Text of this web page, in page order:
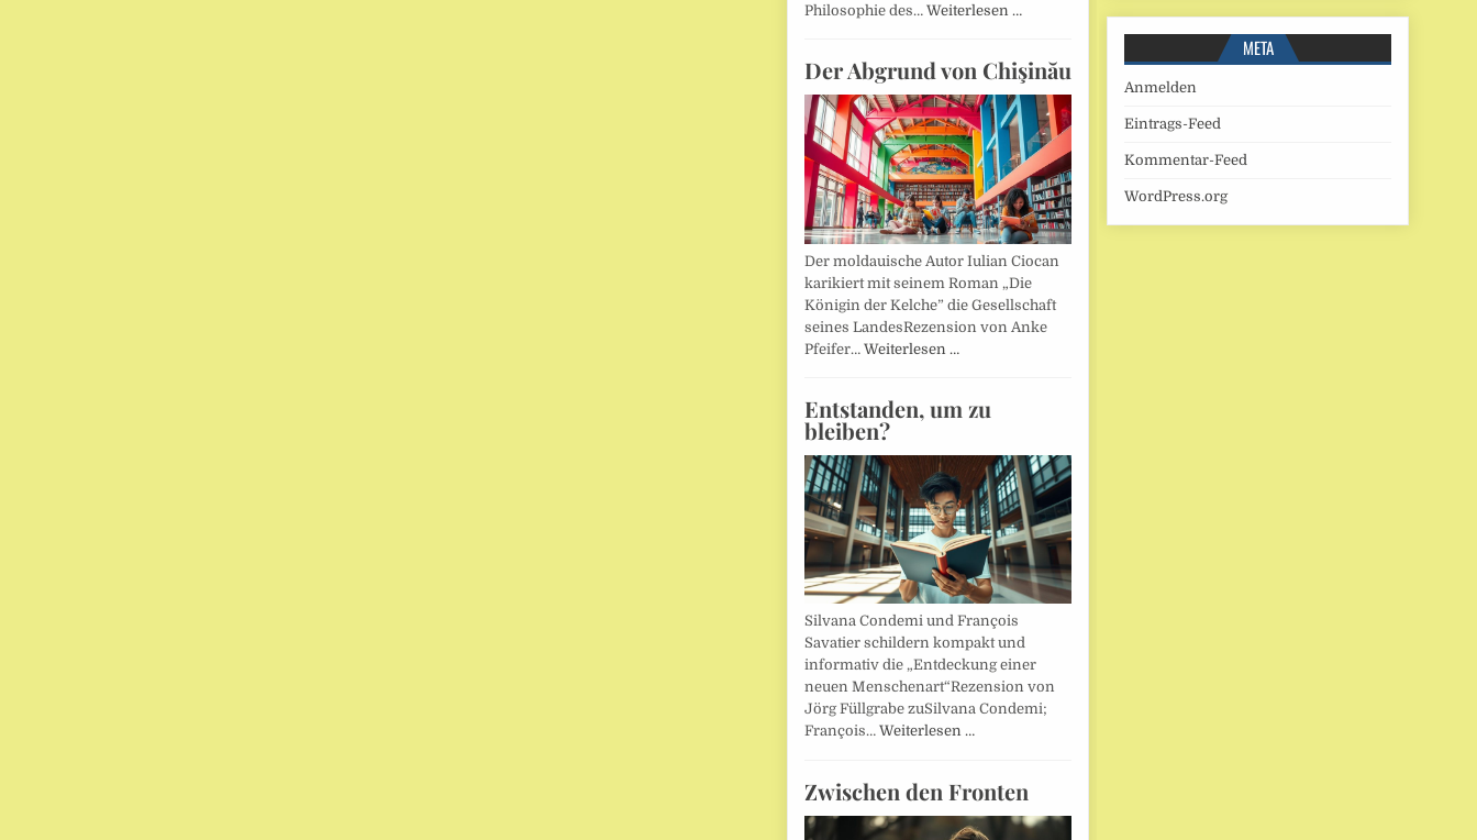
Philosophie des… Weiterlesen …
Der Abgrund von Chişinău
Der moldauische Autor Iulian Ciocan
karikiert mit seinem Roman „Die
Königin der Kelche” die Gesellschaft
seines LandesRezension von Anke
Pfeifer… Weiterlesen …
Entstanden, um zu
bleiben?
Silvana Condemi und François
Savatier schildern kompakt und
informativ die „Entdeckung einer
neuen Menschenart“Rezension von
Jörg Füllgrabe zuSilvana Condemi;
François… Weiterlesen …
Zwischen den Fronten
META
Anmelden
Eintrags-Feed
Kommentar-Feed
WordPress.org